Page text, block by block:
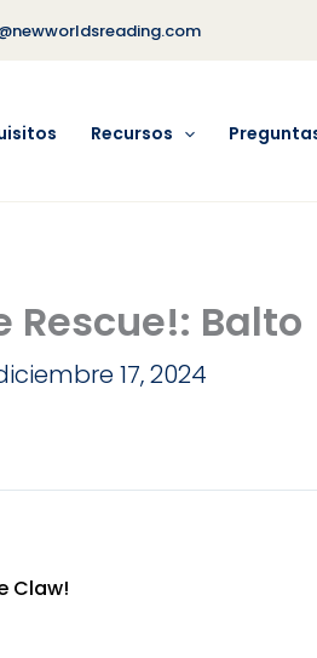
Recursos
Balto
17, 2024
Claw!